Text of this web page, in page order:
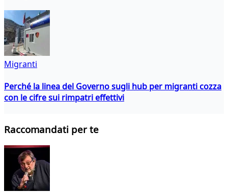
Migranti
Perché la linea del Governo sugli hub per migranti cozza
con le cifre sui rimpatri effettivi
Raccomandati per te